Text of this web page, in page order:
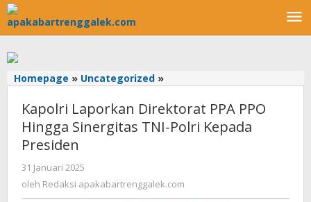
Lewati
ke
konten
Homepage » Uncategorized »
Direktorat
PPA
PPO
TNI-
Polri
Kapolri Laporkan Direktorat PPA PPO
Hingga Sinergitas TNI-Polri Kepada
Presiden
31 Januari 2025
Redaksi
apakabartrenggalek.com
oleh Redaksi apakabartrenggalek.com